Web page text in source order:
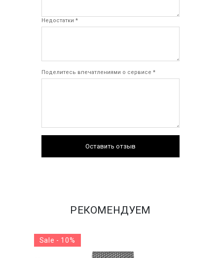
Недостатки *
Поделитесь впечатлениями о сервисе *
Оставить отзыв
РЕКОМЕНДУЕМ
Sale - 10%